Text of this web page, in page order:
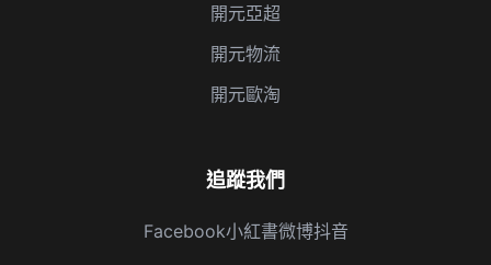
開元亞超
開元物流
開元歐淘
追蹤我們
Facebook小紅書微博抖音